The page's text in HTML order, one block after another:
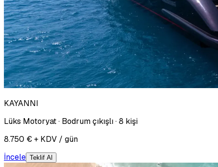
KAYANNI
Lüks Motoryat · Bodrum çıkışlı · 8 kişi
8.750 € + KDV / gün
İncele Teklif Al